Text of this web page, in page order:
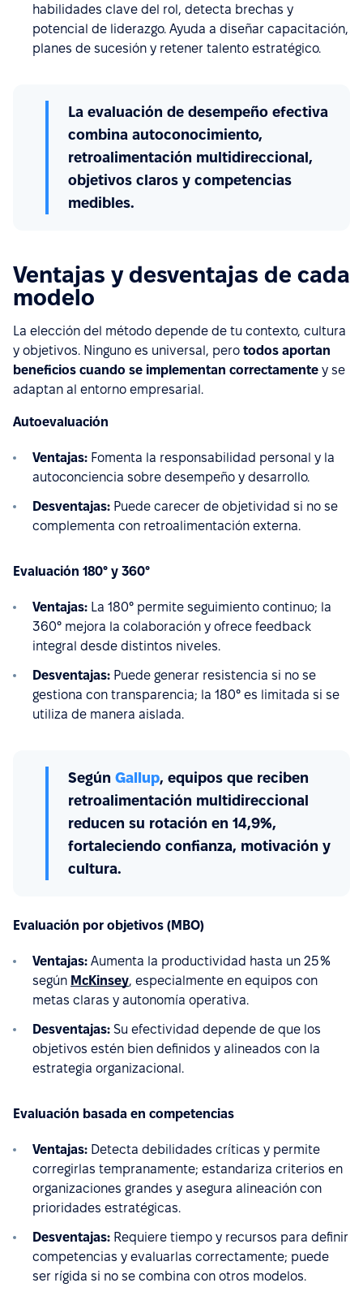
habilidades clave del rol, detecta brechas y
potencial de liderazgo. Ayuda a diseñar capacitación,
planes de sucesión y retener talento estratégico.
La evaluación de desempeño efectiva
combina autoconocimiento,
retroalimentación multidireccional,
objetivos claros y competencias
medibles.
Ventajas y desventajas de cada
modelo
La elección del método depende de tu contexto, cultura
y objetivos. Ninguno es universal, pero todos aportan
beneficios cuando se implementan correctamente y se
adaptan al entorno empresarial.
Autoevaluación
Ventajas: Fomenta la responsabilidad personal y la
autoconciencia sobre desempeño y desarrollo.
Desventajas: Puede carecer de objetividad si no se
complementa con retroalimentación externa.
Evaluación 180° y 360°
Ventajas: La 180° permite seguimiento continuo; la
360° mejora la colaboración y ofrece feedback
integral desde distintos niveles.
Desventajas: Puede generar resistencia si no se
gestiona con transparencia; la 180° es limitada si se
utiliza de manera aislada.
Según Gallup, equipos que reciben
retroalimentación multidireccional
reducen su rotación en 14,9%,
fortaleciendo confianza, motivación y
cultura.
Evaluación por objetivos (MBO)
Ventajas: Aumenta la productividad hasta un 25 %
según McKinsey, especialmente en equipos con
metas claras y autonomía operativa.
Desventajas: Su efectividad depende de que los
objetivos estén bien definidos y alineados con la
estrategia organizacional.
Evaluación basada en competencias
Ventajas: Detecta debilidades críticas y permite
corregirlas tempranamente; estandariza criterios en
organizaciones grandes y asegura alineación con
prioridades estratégicas.
Desventajas: Requiere tiempo y recursos para definir
competencias y evaluarlas correctamente; puede
ser rígida si no se combina con otros modelos.